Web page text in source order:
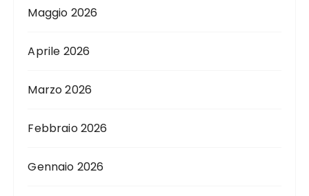
Maggio 2026
Aprile 2026
Marzo 2026
Febbraio 2026
Gennaio 2026